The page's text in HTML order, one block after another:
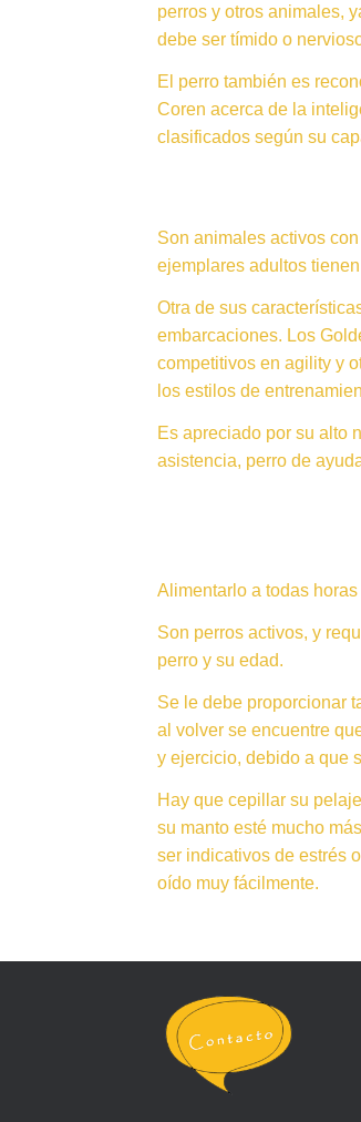
perros y otros animales,
debe ser tímido o
El perro también es
Coren acerca de la
clasificados según su
Son animales activos
ejemplares adultos
Otra de sus
embarcaciones. Los
competitivos en agility y
los estilos de
Es apreciado por su alto
asistencia, perro de
Alimentarlo a todas horas
Son perros activos, y
perro y su edad.
Se le debe proporcionar
al volver se encuentre
y ejercicio, debido a que
Hay que cepillar su
su manto esté mucho
ser indicativos de estrés
oído muy fácilmente.